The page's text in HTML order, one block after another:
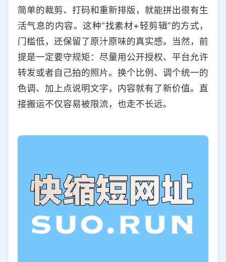
简单的裁剪、打码和重新排版，就能拼出很有生
活气息的内容。这种“找素材+轻剪辑”的方式，
门槛低，还保留了原汁原味的真实感。当然，前
提是一定要守规矩：尽量用公开授权、平台允许
转发或者自己拍的照片。换个比例、调个统一的
色调、加上点说明文字，内容就有了新价值。直
接搬运不仅容易被限流，也走不长远。